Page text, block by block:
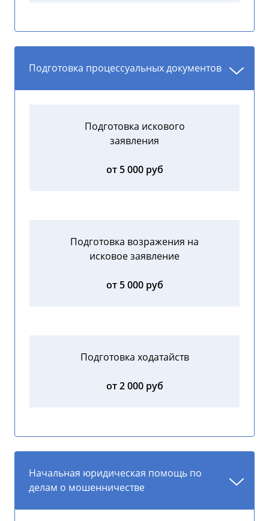
Подготовка процессуальных документов
Подготовка искового
заявления
от 5 000 руб
Подготовка возражения на
исковое заявление
от 5 000 руб
Подготовка ходатайств
от 2 000 руб
Начальная юридическая помощь по
делам о мошенничестве